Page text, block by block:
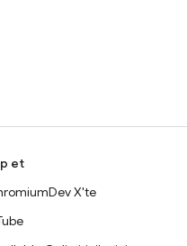
et
X'te